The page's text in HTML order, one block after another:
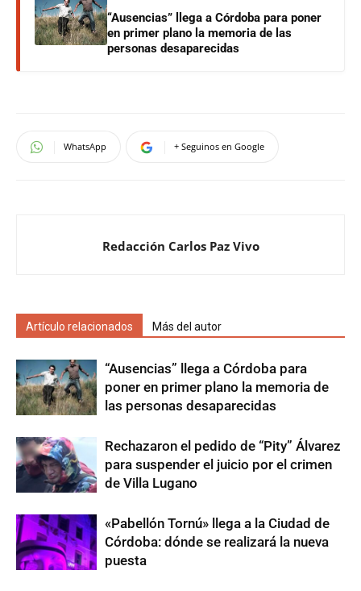
“Ausencias” llega a Córdoba para poner
en primer plano la memoria de las
personas desaparecidas
WhatsApp + Seguinos en Google
Redacción Carlos Paz Vivo
Artículo relacionados Más del autor
“Ausencias” llega a Córdoba para
poner en primer plano la memoria de
las personas desaparecidas
Rechazaron el pedido de “Pity” Álvarez
para suspender el juicio por el crimen
de Villa Lugano
«Pabellón Tornú» llega a la Ciudad de
Córdoba: dónde se realizará la nueva
puesta